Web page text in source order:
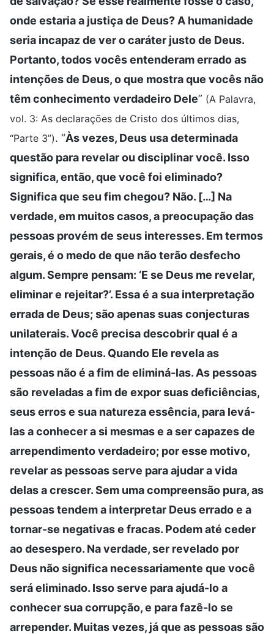
onde estaria a justiça de Deus? A humanidade
seria incapaz de ver o caráter justo de Deus.
Portanto, todos vocês entenderam errado as
intenções de Deus, o que mostra que vocês não
têm conhecimento verdadeiro Dele” (A Palavra,
vol. 3: As declarações de Cristo dos últimos dias,
“Parte 3”). “Às vezes, Deus usa determinada
questão para revelar ou disciplinar você. Isso
significa, então, que você foi eliminado?
Significa que seu fim chegou? Não. […] Na
verdade, em muitos casos, a preocupação das
pessoas provém de seus interesses. Em termos
gerais, é o medo de que não terão desfecho
algum. Sempre pensam: ‘E se Deus me revelar,
eliminar e rejeitar?’. Essa é a sua interpretação
errada de Deus; são apenas suas conjecturas
unilaterais. Você precisa descobrir qual é a
intenção de Deus. Quando Ele revela as
pessoas não é a fim de eliminá-las. As pessoas
são reveladas a fim de expor suas deficiências,
seus erros e sua natureza essência, para levá-
las a conhecer a si mesmas e a ser capazes de
arrependimento verdadeiro; por esse motivo,
revelar as pessoas serve para ajudar a vida
delas a crescer. Sem uma compreensão pura, as
pessoas tendem a interpretar Deus errado e a
tornar-se negativas e fracas. Podem até ceder
ao desespero. Na verdade, ser revelado por
Deus não significa necessariamente que você
será eliminado. Isso serve para ajudá-lo a
conhecer sua corrupção, e para fazê-lo se
arrepender. Muitas vezes, já que as pessoas são